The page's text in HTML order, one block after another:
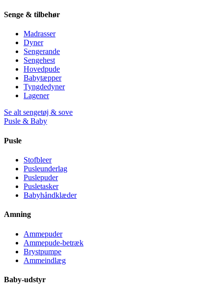
Senge & tilbehør
Madrasser
Dyner
Sengerande
Sengehest
Hovedpude
Babytæpper
Tyngdedyner
Lagener
Se alt sengetøj & sove
Pusle & Baby
Pusle
Stofbleer
Pusleunderlag
Puslepuder
Pusletasker
Babyhåndklæder
Amning
Ammepuder
Ammepude-betræk
Brystpumpe
Ammeindlæg
Baby-udstyr